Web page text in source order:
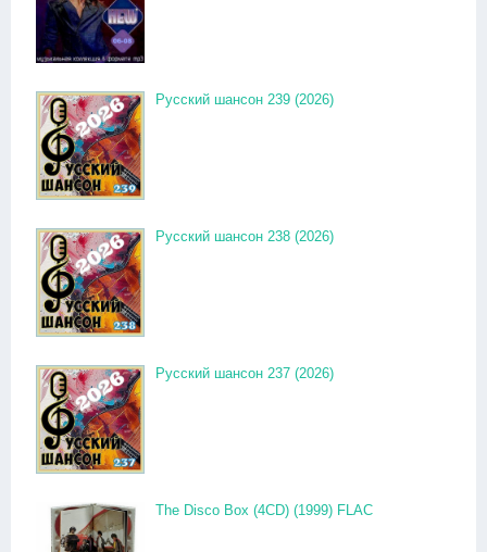
Русский шансон 239 (2026)
Русский шансон 238 (2026)
Русский шансон 237 (2026)
The Disco Box (4CD) (1999) FLAC